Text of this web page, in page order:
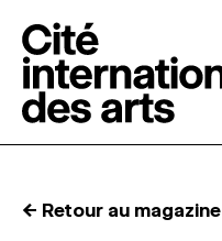
← Retour au magazine